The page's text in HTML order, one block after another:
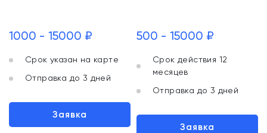
1000 - 15000 ₽
Срок указан на карте
Отправка до 3 дней
Заявка
500 - 15000 ₽
Срок действия 12
месяцев
Отправка до 3 дней
Заявка